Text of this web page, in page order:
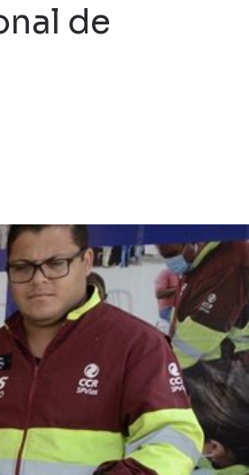
de